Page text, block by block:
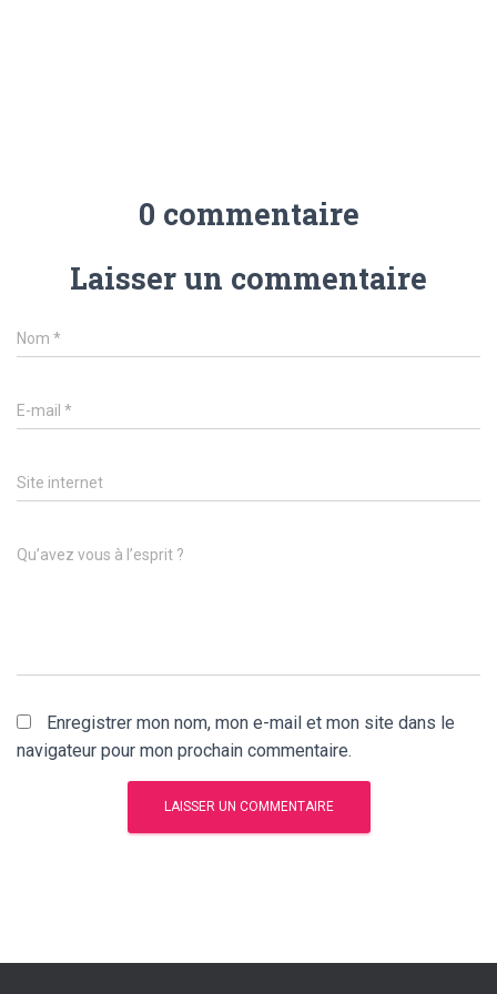
0 commentaire
Laisser un commentaire
Nom *
E-mail *
Site internet
Qu’avez vous à l’esprit ?
Enregistrer mon nom, mon e-mail et mon site dans le
navigateur pour mon prochain commentaire.